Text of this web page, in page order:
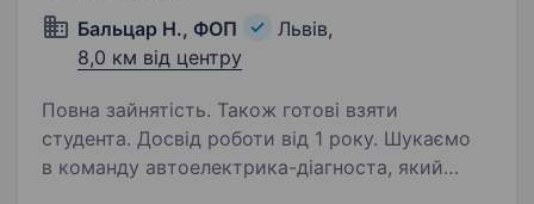
Бальцар Н., ФОП
Львів,
8,0 км від центру
Повна зайнятість. Також готові взяти
студента. Досвід роботи від 1 року. Шукаємо
в команду автоелектрика-діагноста, який